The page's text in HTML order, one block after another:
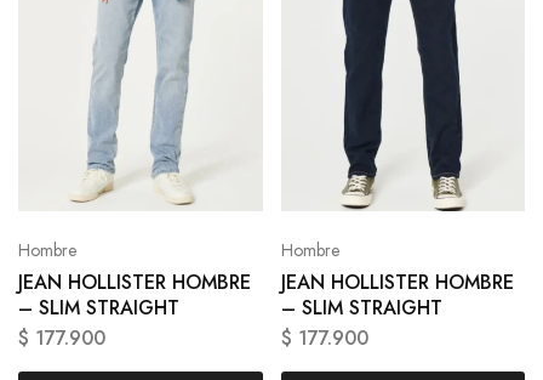
Hombre
JEAN HOLLISTER HOMBRE
– SLIM STRAIGHT
$ 177.900
Hombre
JEAN HOLLISTER HOMBRE
– SLIM STRAIGHT
$ 177.900